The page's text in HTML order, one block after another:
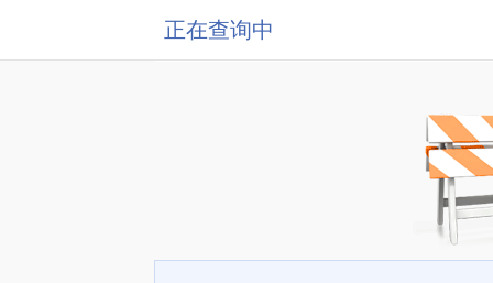
正在查询中